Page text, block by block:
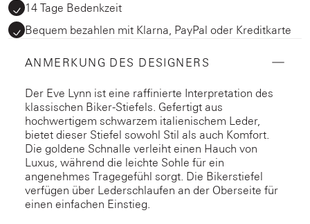
14 Tage Bedenkzeit
Bequem bezahlen mit Klarna, PayPal oder Kreditkarte
ANMERKUNG DES DESIGNERS
Der Eve Lynn ist eine raffinierte Interpretation des
klassischen Biker-Stiefels. Gefertigt aus
hochwertigem schwarzem italienischem Leder,
bietet dieser Stiefel sowohl Stil als auch Komfort.
Die goldene Schnalle verleiht einen Hauch von
Luxus, während die leichte Sohle für ein
angenehmes Tragegefühl sorgt. Die Bikerstiefel
verfügen über Lederschlaufen an der Oberseite für
einen einfachen Einstieg.